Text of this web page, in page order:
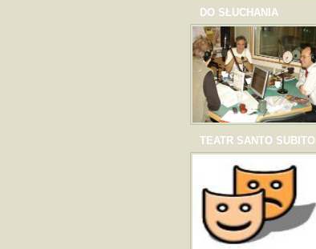
DO SŁUCHANIA
TEATR SANTO SUBITO